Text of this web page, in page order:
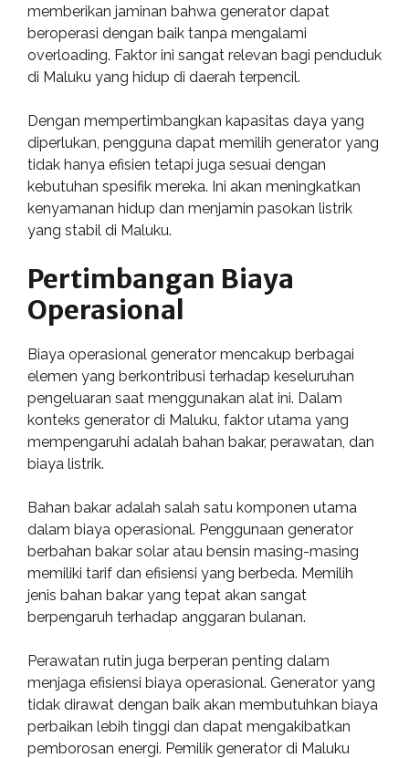
memberikan jaminan bahwa generator dapat
beroperasi dengan baik tanpa mengalami
overloading. Faktor ini sangat relevan bagi penduduk
di Maluku yang hidup di daerah terpencil.
Dengan mempertimbangkan kapasitas daya yang
diperlukan, pengguna dapat memilih generator yang
tidak hanya efisien tetapi juga sesuai dengan
kebutuhan spesifik mereka. Ini akan meningkatkan
kenyamanan hidup dan menjamin pasokan listrik
yang stabil di Maluku.
Pertimbangan Biaya
Operasional
Biaya operasional generator mencakup berbagai
elemen yang berkontribusi terhadap keseluruhan
pengeluaran saat menggunakan alat ini. Dalam
konteks generator di Maluku, faktor utama yang
mempengaruhi adalah bahan bakar, perawatan, dan
biaya listrik.
Bahan bakar adalah salah satu komponen utama
dalam biaya operasional. Penggunaan generator
berbahan bakar solar atau bensin masing-masing
memiliki tarif dan efisiensi yang berbeda. Memilih
jenis bahan bakar yang tepat akan sangat
berpengaruh terhadap anggaran bulanan.
Perawatan rutin juga berperan penting dalam
menjaga efisiensi biaya operasional. Generator yang
tidak dirawat dengan baik akan membutuhkan biaya
perbaikan lebih tinggi dan dapat mengakibatkan
pemborosan energi. Pemilik generator di Maluku